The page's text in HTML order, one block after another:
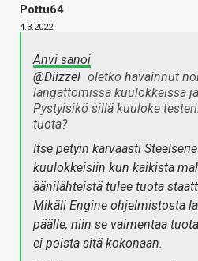
Pottu64
4.3.2022
Anvi sanoi
@Diizzel oletko havainnut
langattomissa kuulokkeissa
Pystyisikö sillä kuuloke
tuota?
Itse petyin karvaasti
kuulokkeisiin kun kaikista
äänilähteistä tulee tuota
Mikäli Engine ohjelmistosta
päälle, niin se vaimentaa
ei poista sitä kokonaan.